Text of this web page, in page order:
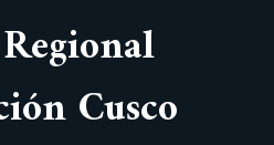
Cusco